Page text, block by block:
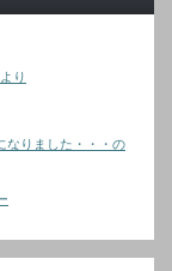
り
なりました・・・の